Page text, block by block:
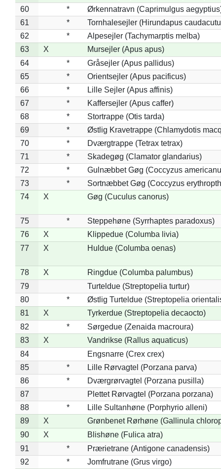
60
*
Ørkennatravn (Caprimulgus
61
*
Tornhalesejler (Hirundapus
62
*
Alpesejler (Tachymarptis melba)
63
X
Mursejler (Apus apus)
64
*
Gråsejler (Apus pallidus)
65
*
Orientsejler (Apus pacificus)
66
*
Lille Sejler (Apus affinis)
67
*
Kaffersejler (Apus caffer)
68
*
Stortrappe (Otis tarda)
69
*
Østlig Kravetrappe (Chlamydotis
70
*
Dværgtrappe (Tetrax tetrax)
71
*
Skadegøg (Clamator glandarius)
72
*
Gulnæbbet Gøg (Coccyzus
73
*
Sortnæbbet Gøg (Coccyzus
74
X Gøg (Cuculus canorus)
75 *
Steppehøne (Syrrhaptes paradoxus)
76
X
Klippedue (Columba livia)
77
X Huldue (Columba oenas)
78 X
Ringdue (Columba palumbus)
79
Turteldue (Streptopelia turtur)
80
*
Østlig Turteldue (Streptopelia
81
X
Tyrkerdue (Streptopelia decaocto)
82
*
Sørgedue (Zenaida macroura)
83
X
Vandrikse (Rallus aquaticus)
84
Engsnarre (Crex crex)
85
*
Lille Rørvagtel (Porzana parva)
86
*
Dværgrørvagtel (Porzana pusilla)
87
Plettet Rørvagtel (Porzana porzana)
88
*
Lille Sultanhøne (Porphyrio alleni)
89
X
Grønbenet Rørhøne (Gallinula
90
X
Blishøne (Fulica atra)
91
*
Prærietrane (Antigone canadensis)
92
* Jomfrutrane (Grus virgo)